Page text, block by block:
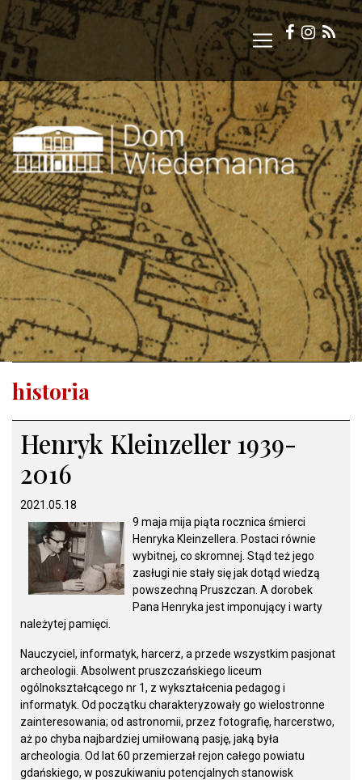
historia
Henryk Kleinzeller 1939-
2016
2021.05.18
9 maja mija piąta rocznica śmierci
Henryka Kleinzellera. Postaci równie
wybitnej, co skromnej. Stąd też jego
zasługi nie stały się jak dotąd wiedzą
powszechną Pruszczan. A dorobek
Pana Henryka jest imponujący i warty
należytej pamięci.
Nauczyciel, informatyk, harcerz, a przede wszystkim pasjonat
archeologii. Absolwent pruszczańskiego liceum
ogólnokształcącego nr 1, z wykształcenia pedagog i
informatyk. Od początku charakteryzowały go wielostronne
zainteresowania; od astronomii, przez fotografię, harcerstwo,
aż po chyba najbardziej umiłowaną pasję, jaką była
archeologia. Od lat 60 przemierzał rejon całego powiatu
gdańskiego, w poszukiwaniu potencjalnych stanowisk